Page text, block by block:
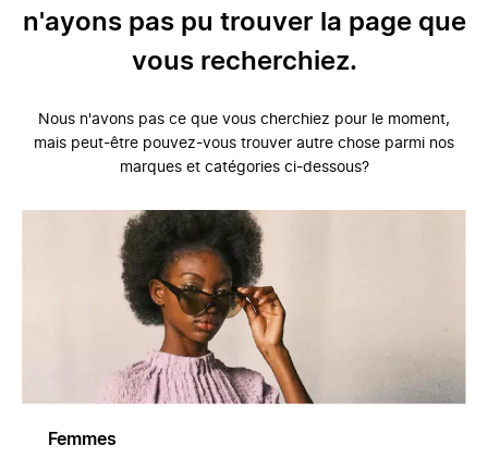
n'ayons pas pu trouver la page que
vous recherchiez.
Nous n'avons pas ce que vous cherchiez pour le moment,
mais peut-être pouvez-vous trouver autre chose parmi nos
marques et catégories ci-dessous?
Femmes